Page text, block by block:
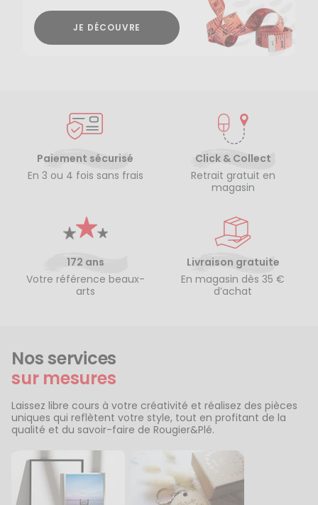
JE DÉCOUVRE
Paiement sécurisé
En 3 ou 4 fois sans frais
Click & Collect
Retrait gratuit en
magasin
172 ans
Votre référence beaux-
arts
Livraison gratuite
En magasin dès 35 €
d’achat
Nos services
sur mesures
Laissez libre cours à votre créativité et réalisez des pièces
uniques qui reflètent votre style, tout en profitant de la
qualité et du savoir-faire de Rougier&Plé.